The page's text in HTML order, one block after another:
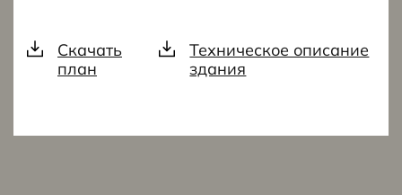
Скачать
план
Техническое описание
здания